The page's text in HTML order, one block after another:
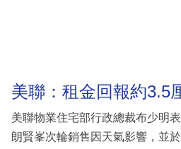
美聯：租金回報約3.5
美聯物業住宅部行政總裁布少明
朗賢峯次輪銷售因天氣影響，並